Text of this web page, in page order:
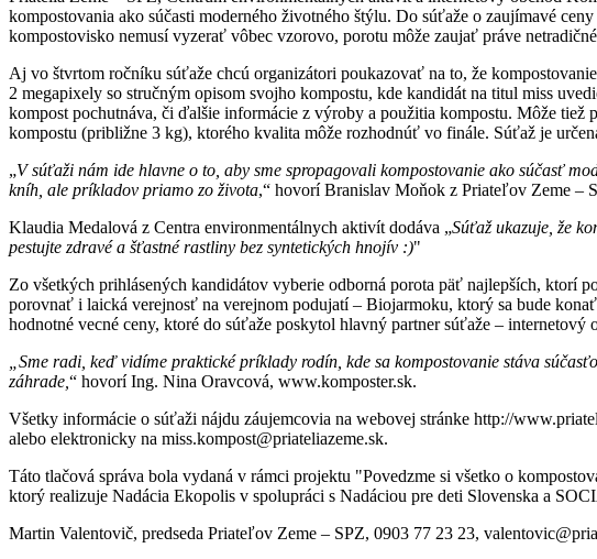
kompostovania ako súčasti moderného životného štýlu. Do súťaže o zaujímavé
kompostovisko nemusí vyzerať vôbec vzorovo, porotu môže zaujať práve
Aj vo štvrtom ročníku súťaže chcú organizátori poukazovať na to, že
2 megapixely so stručným opisom svojho kompostu, kde kandidát na titul miss
kompost pochutnáva, či ďalšie informácie z výroby a použitia kompostu. Môže
kompostu (približne 3 kg), ktorého kvalita môže rozhodnúť vo finále. Súťaž je
„V súťaži nám ide hlavne o to, aby sme spropagovali kompostovanie ako súčasť
kníh, ale príkladov priamo zo života,“ hovorí Branislav Moňok z Priateľov Zeme –
Klaudia Medalová z Centra environmentálnych aktivít dodáva „Súťaž ukazuje, že
pestujte zdravé a šťastné rastliny bez syntetických hnojív :)"
Zo všetkých prihlásených kandidátov vyberie odborná porota päť najlepších, ktorí
porovnať i laická verejnosť na verejnom podujatí – Biojarmoku, ktorý sa bude
hodnotné vecné ceny, ktoré do súťaže poskytol hlavný partner súťaže – internetový
„Sme radi, keď vidíme praktické príklady rodín, kde sa kompostovanie stáva
záhrade, “ hovorí Ing. Nina Oravcová, www.komposter.sk.
Všetky informácie o súťaži nájdu záujemcovia na webovej stránke http://
alebo elektronicky na miss.kompost@priateliazeme.sk.
Táto tlačová správa bola vydaná v rámci projektu "Povedzme si všetko o
ktorý realizuje Nadácia Ekopolis v spolupráci s Nadáciou pre deti Slovenska a
Martin Valentovič, predseda Priateľov Zeme – SPZ, 0903 77 23 23,